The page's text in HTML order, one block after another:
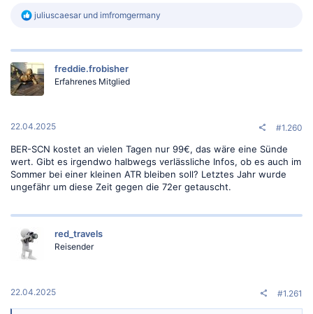
R
k
i
o
n
:
juliuscaesar und imfromgermany
freddie.frobisher
Erfahrenes Mitglied
22.04.2025 #1.260
BER-SCN kostet an vielen Tagen nur 99€, das wäre eine Sünde
wert. Gibt es irgendwo halbwegs verlässliche Infos, ob es auch im
Sommer bei einer kleinen ATR bleiben soll? Letztes Jahr wurde
ungefähr um diese Zeit gegen die 72er getauscht.
red_travels
Reisender
22.04.2025 #1.261